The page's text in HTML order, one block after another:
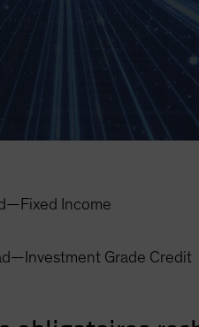
Income
Grade Credit